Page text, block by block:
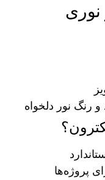
نوری
رنگ نور دلخواه
پروژه‌ها